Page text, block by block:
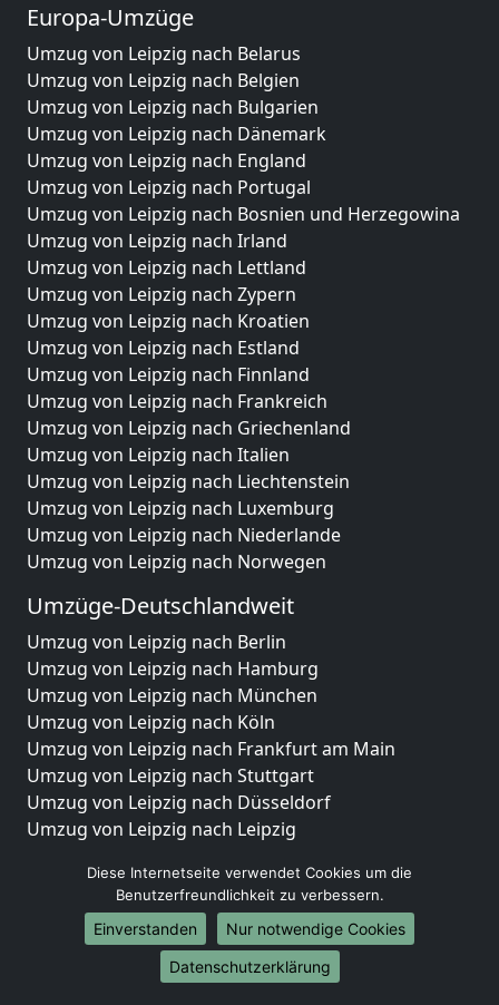
Europa-Umzüge
Umzug von Leipzig nach Belarus
Umzug von Leipzig nach Belgien
Umzug von Leipzig nach Bulgarien
Umzug von Leipzig nach Dänemark
Umzug von Leipzig nach England
Umzug von Leipzig nach Portugal
Umzug von Leipzig nach Bosnien und Herzegowina
Umzug von Leipzig nach Irland
Umzug von Leipzig nach Lettland
Umzug von Leipzig nach Zypern
Umzug von Leipzig nach Kroatien
Umzug von Leipzig nach Estland
Umzug von Leipzig nach Finnland
Umzug von Leipzig nach Frankreich
Umzug von Leipzig nach Griechenland
Umzug von Leipzig nach Italien
Umzug von Leipzig nach Liechtenstein
Umzug von Leipzig nach Luxemburg
Umzug von Leipzig nach Niederlande
Umzug von Leipzig nach Norwegen
Umzüge-Deutschlandweit
Umzug von Leipzig nach Berlin
Umzug von Leipzig nach Hamburg
Umzug von Leipzig nach München
Umzug von Leipzig nach Köln
Umzug von Leipzig nach Frankfurt am Main
Umzug von Leipzig nach Stuttgart
Umzug von Leipzig nach Düsseldorf
Umzug von Leipzig nach Leipzig
Umzug von Leipzig nach Essen
Umzug von Leipzig nach Bremen
Umzug von Leipzig nach Dresden
Umzug von Leipzig nach Hannover
Umzug von Leipzig nach Nürnberg
Diese Internetseite verwendet Cookies um die
Benutzerfreundlichkeit zu verbessern.
Einverstanden
Nur notwendige Cookies
Datenschutzerklärung